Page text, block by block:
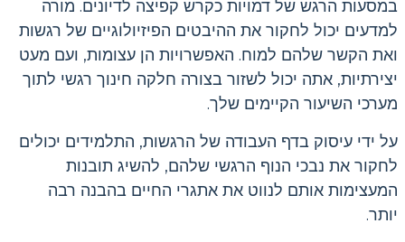
במסעות הרגש של דמויות כקרש קפיצה לדיונים. מורה
למדעים יכול לחקור את ההיבטים הפיזיולוגיים של רגשות
ואת הקשר שלהם למוח. האפשרויות הן עצומות, ועם מעט
יצירתיות, אתה יכול לשזור בצורה חלקה חינוך רגשי לתוך
מערכי השיעור הקיימים שלך.
על ידי עיסוק בדף העבודה של הרגשות, התלמידים יכולים
לחקור את נבכי הנוף הרגשי שלהם, להשיג תובנות
המעצימות אותם לנווט את אתגרי החיים בהבנה רבה
יותר.